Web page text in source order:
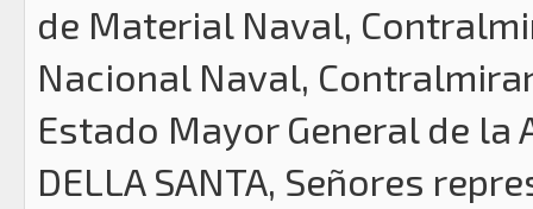
de Material Naval,
Nacional Naval,
Estado Mayor General de
DELLA SANTA, Señores